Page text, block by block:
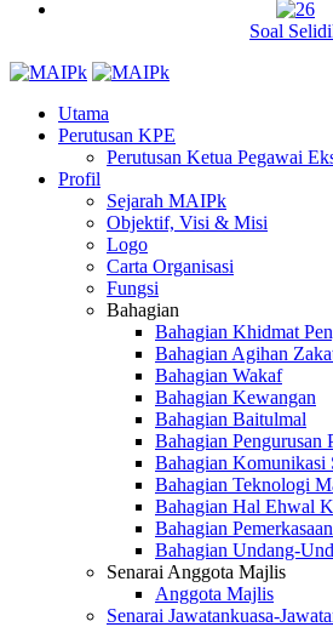
Soal
Utama
Perutusan KPE
Perutusan Ketua Pegawai
Profil
Sejarah MAIPk
Objektif, Visi & Misi
Logo
Carta Organisasi
Fungsi
Bahagian
Bahagian Khidmat
Bahagian Agihan
Bahagian Wakaf
Bahagian Kewangan
Bahagian Baitulmal
Bahagian Pengurusan
Bahagian Komunikasi
Bahagian Teknologi
Bahagian Hal Ehwal
Bahagian
Bahagian Undang-
Senarai Anggota Majlis
Anggota Majlis
Senarai Jawatankuasa-